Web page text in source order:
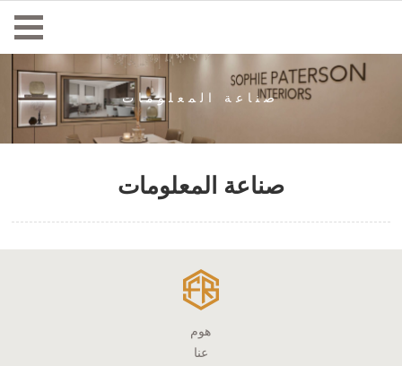
صناعة المعلومات
صناعة المعلومات
هوم
عنا